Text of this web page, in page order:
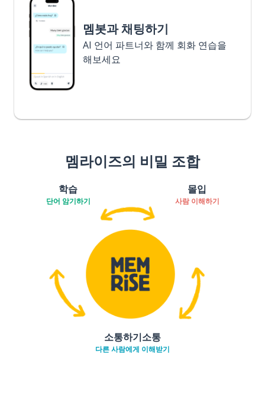
멤봇과 채팅하기
AI 언어 파트너와 함께 회화 연습을
해보세요
멤라이즈의 비밀 조합
학습
단어 암기하기
몰입
사람 이해하기
소통하기소통
다른 사람에게 이해받기